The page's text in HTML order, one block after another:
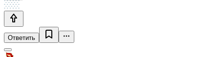
Ответить